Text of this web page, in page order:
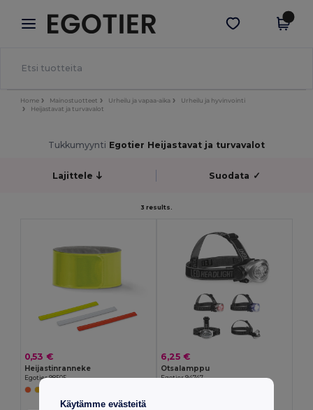
× Egotier-sovellus
Paremmat hinnat appissa!
Hae sovellus
Home Mainostuotteet Urheilu ja vapaa-aika
Urheilu ja hyvinvointi
Heijastavat ja turvavalot
Tukkumyynti Egotier Heijastavat ja turvavalot
Lajittele Suodata ✓
3 results.
0,53 €
Heijastinranneke
Egotier 98505
6,25 €
Otsalamppu
Egotier 94747
Käytämme evästeitä